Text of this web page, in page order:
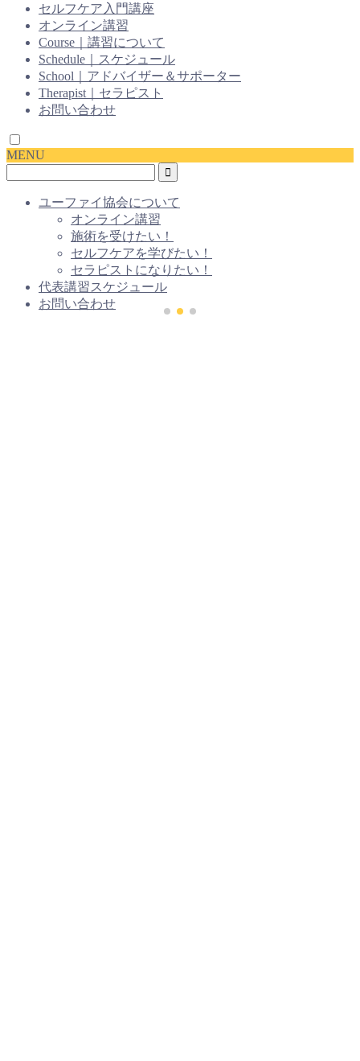
セルフケア入門講座
オンライン講習
Course｜講習について
Schedule｜スケジュール
School｜アドバイザー＆サポーター
Therapist｜セラピスト
お問い合わせ
MENU
ユーファイ協会について
オンライン講習
施術を受けたい！
セルフケアを学びたい！
セラピストになりたい！
代表講習スケジュール
お問い合わせ